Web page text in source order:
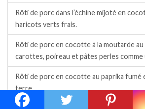
Rôti de porc dans l’échine mijoté en
haricots verts frais.
Rôti de porc en cocotte à la moutarde au
carottes, poireau et pâtes perles
Rôti de porc en cocotte au paprika fumé
terre.